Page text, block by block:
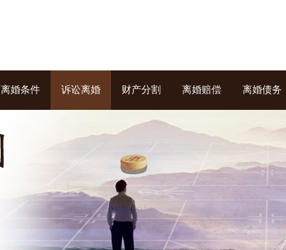
离婚条件 诉讼离婚 财产分割 离婚赔偿 离婚债务